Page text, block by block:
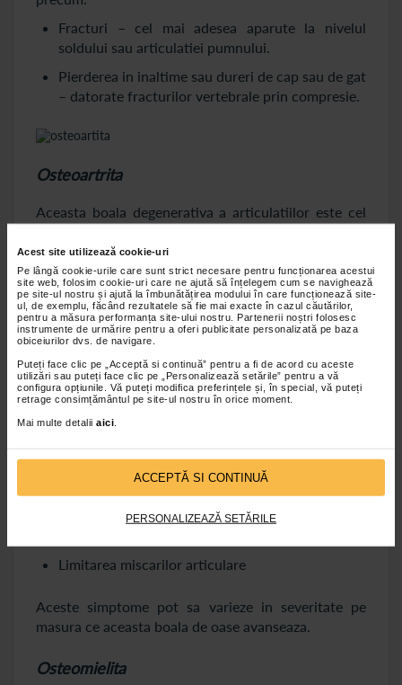
Acest site utilizează cookie-uri
Pe lângă cookie-urile care sunt strict necesare pentru funcționarea acestui
site web, folosim cookie-uri care ne ajută să înțelegem cum se navighează
pe site-ul nostru și ajută la îmbunătățirea modului în care funcționează site-
ul, de exemplu, făcând rezultatele să fie mai exacte în cazul căutărilor,
pentru a măsura performanța site-ului nostru. Partenerii noștri folosesc
instrumente de urmărire pentru a oferi publicitate personalizată pe baza
obiceiurilor dvs. de navigare.
Puteți face clic pe „Acceptă si continuă” pentru a fi de acord cu aceste
utilizări sau puteți face clic pe „Personalizează setările” pentru a vă
configura opțiunile. Vă puteți modifica preferințele și, în special, vă puteți
retrage consimțământul pe site-ul nostru în orice moment.
Mai multe detalii aici
ACCEPTĂ SI CONTINUĂ
PERSONALIZEAZĂ SETĂRILE
Fracturi – cel mai adesea aparute la nivelul
soldului sau articulatiei pumnului.
Pierderea in inaltime sau dureri de cap sau de gat
– datorate fracturilor vertebrale prin compresie.
Osteoartrita
Aceasta boala degenerativa a articulatiilor este cel
varstnici. Ea afecteaza in special articulatiile
coloanei vertebrale, ale degetelor, articulatia
genunchiului si a soldului. In cadrul acestei boli de
oase, cartilajul care inveleste si protejeaza
articulatiile se deterioreaza in timp, iar acesta nu se
poate repara singur deoarece nu contine vase de
sange. Pe masura ce boala inainteaza, cartilajul va
disparea, iar oasele ce alcatuiesc articulatia se vor
freca unele de altele, determinand simptome
precum:
Durere la nivelul articulatiei afectate
Rigiditate dupa o perioada de repaus prelungit
Limitarea miscarilor articulare
Aceste simptome pot sa varieze in severitate pe
masura ce aceasta boala de oase avanseaza.
Osteomielita